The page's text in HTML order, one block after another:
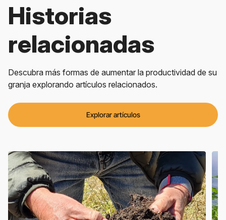
Historias
relacionadas
Descubra más formas de aumentar la productividad de su
granja explorando artículos relacionados.
Explorar artículos